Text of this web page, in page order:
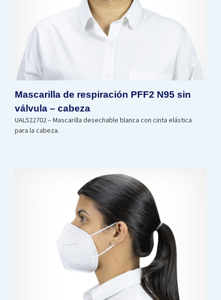
Mascarilla de respiración PFF2 N95 sin
válvula – cabeza
UAL522702 – Mascarilla desechable blanca con cinta elástica
para la cabeza.